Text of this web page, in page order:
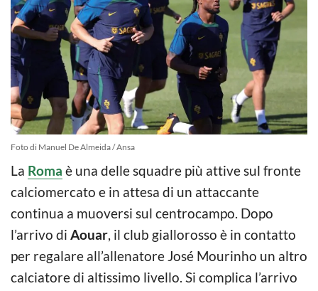
Foto di Manuel De Almeida / Ansa
La Roma è una delle squadre più attive sul fronte
calciomercato e in attesa di un attaccante
continua a muoversi sul centrocampo. Dopo
l’arrivo di Aouar, il club giallorosso è in contatto
per regalare all’allenatore José Mourinho un altro
calciatore di altissimo livello. Si complica l’arrivo